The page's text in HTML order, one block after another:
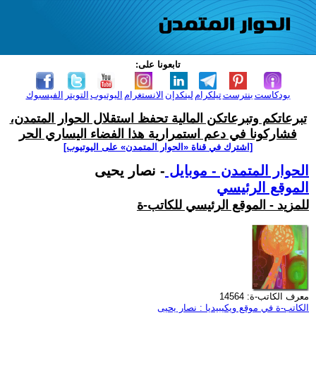
تابعونا على:
الفيسبوك التويتر اليوتيوب الانستغرام لينكدإن تيلكرامبنترست بودكاست
تبرعاتكم وتبرعاتكن المالية تحفظ استقلال الحوار المتمدن،
فشاركونا في دعم استمرارية هذا الفضاء اليساري الحر
[اشترك في قناة ‫«الحوار المتمدن» على اليوتيوب]
الحوار المتمدن - موبايل - نصار يحيى
الموقع الرئيسي
للمزيد - الموقع الرئيسي للكاتب-ة
معرف الكاتب-ة: 14564
الكاتب-ة في موقع ويكيبيديا : نصار يحيى